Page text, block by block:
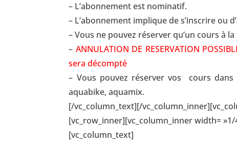
– L’abonnement est nominatif.
– L’abonnement implique de s’inscrire ou
– Vous ne pouvez réserver qu’un cours à la
– ANNULATION DE RESERVATION
sera décompté
– Vous pouvez réserver vos cours
aquabike, aquamix.
[/vc_column_text][/
[vc_row_inner][vc_column_inner width=
[vc_column_text]